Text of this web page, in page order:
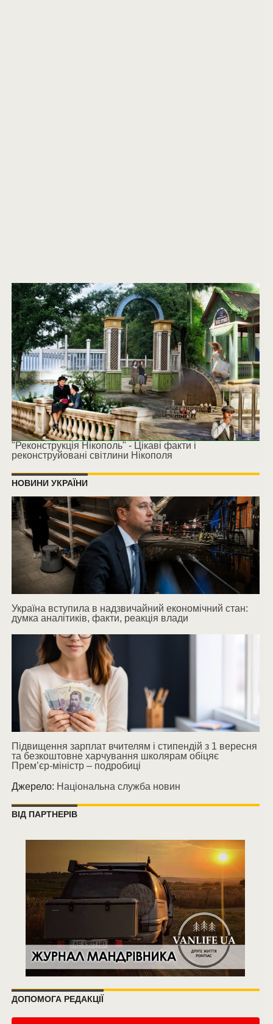
"Реконструкція Нікополь" - Цікаві факти і
реконструйовані світлини Нікополя
НОВИНИ УКРАЇНИ
Україна вступила в надзвичайний економічний стан:
думка аналітиків, факти, реакція влади
Підвищення зарплат вчителям і стипендій з 1 вересня
та безкоштовне харчування школярам обіцяє
Прем’єр-міністр – подробиці
Джерело: Національна служба новин
ВІД ПАРТНЕРІВ
ДОПОМОГА РЕДАКЦІЇ